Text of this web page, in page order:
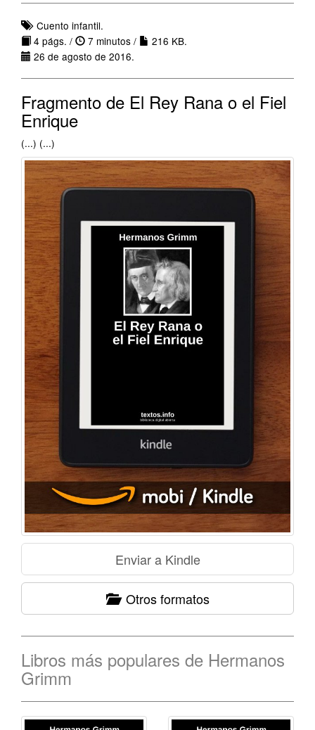
Cuento infantil.
4 págs. /
7 minutos /
216 KB.
26 de agosto de 2016.
Fragmento de El Rey Rana o el Fiel
Enrique
(...) (...)
Otros formatos
Libros más populares de Hermanos
Grimm